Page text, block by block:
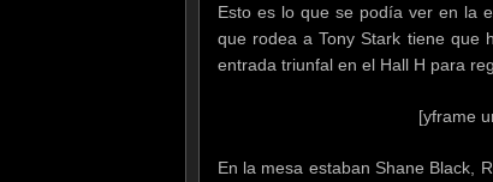
Esto es lo que se podía ver en la
que rodea a Tony Stark tiene que
entrada triunfal en el Hall H para
[yframe
En la mesa estaban Shane Black,